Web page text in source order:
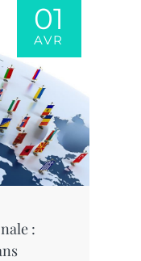
01
AVR
: